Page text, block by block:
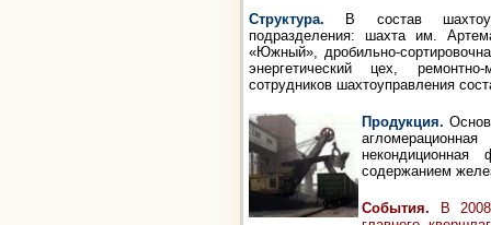
Структура. В состав
подразделения: шахта им.
«Южный», дробильно-
энергетический цех,
сотрудников шахтоуправления
Продукция.
содержанием
События.
В